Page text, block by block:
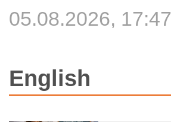
05.08.2026, 17:47
English